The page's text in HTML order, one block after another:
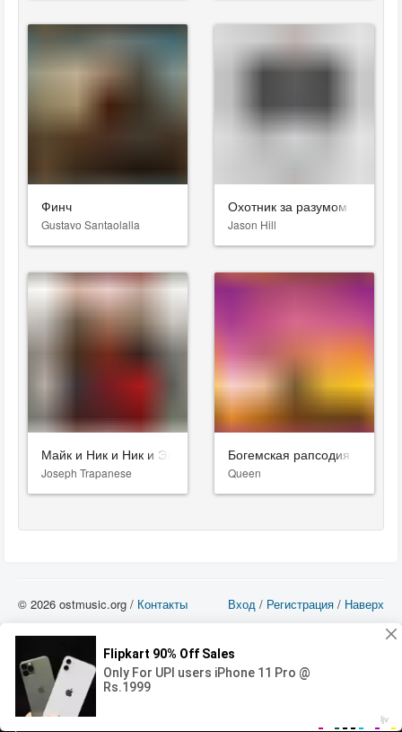
Error loading media: File could not be played 00:00
Финч
Gustavo Santaolalla
Охотник за разумом
Jason Hill
Майк и Ник и Ник и Элис
Joseph Trapanese
Богемская рапсодия
Queen
Вход / Регистрация / Наверх
© 2026 ostmusic.org / Контакты
можете использовать такие материалы только в том в случае, если
использование производится с ознакомительными целями - для прочих целей
вы должны приобрести лицензионную запись.